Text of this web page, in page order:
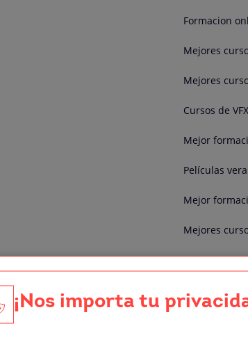
Formacion
Mejores
Mejores
Cursos de
Mejor
Películas
Mejor
Mejores
Mejores
¡Nos importa tu